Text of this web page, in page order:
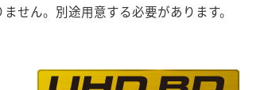
せん。別途用意する必要があります。